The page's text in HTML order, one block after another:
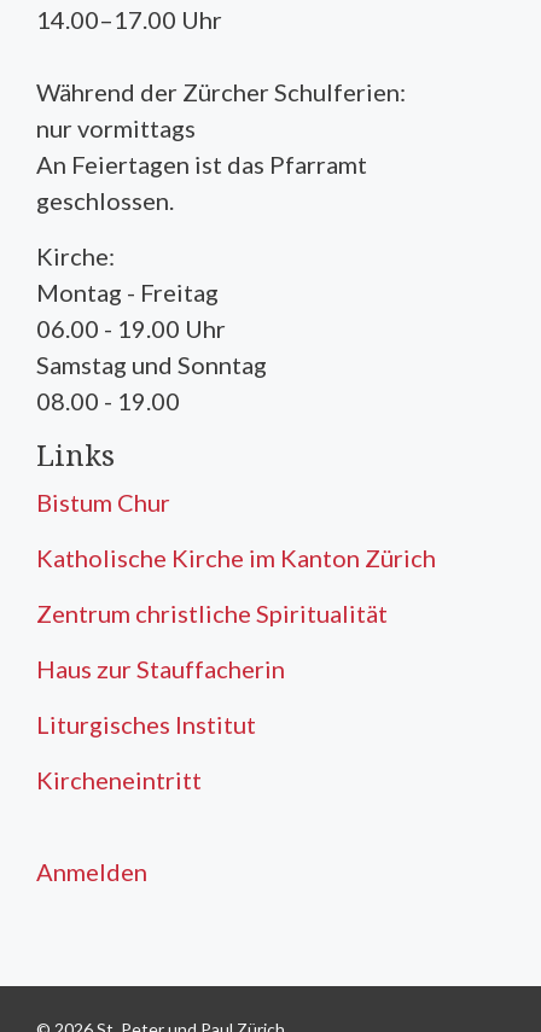
14.00–17.00 Uhr
Während der Zürcher Schulferien:
nur vormittags
An Feiertagen ist das Pfarramt
geschlossen.
Kirche:
Montag - Freitag
06.00 - 19.00 Uhr
Samstag und Sonntag
08.00 - 19.00
Links
Bistum Chur
Katholische Kirche im Kanton Zürich
Zentrum christliche Spiritualität
Haus zur Stauffacherin
Liturgisches Institut
Kircheneintritt
Anmelden